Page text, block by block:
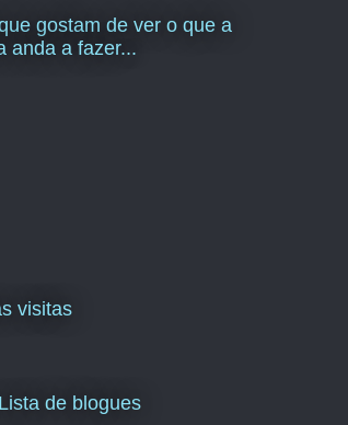
gostam de ver o que a
anda a fazer...
visitas
de blogues